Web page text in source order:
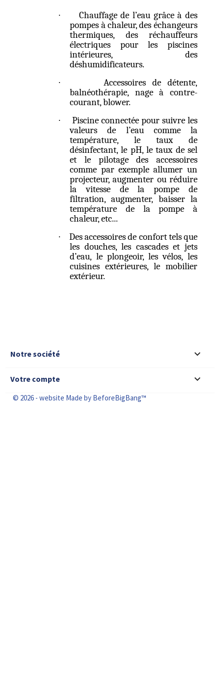
·
Chauffage de l’eau grâce à des
pompes à chaleur, des échangeurs
thermiques, des réchauffeurs
électriques pour les piscines
intérieures, des
déshumidificateurs.
·
Accessoires de détente,
balnéothérapie, nage à contre-
courant, blower.
·
Piscine connectée pour suivre les
valeurs de l’eau comme la
température, le taux de
désinfectant, le pH, le taux de sel
et le pilotage des accessoires
comme par exemple allumer un
projecteur, augmenter ou réduire
la vitesse de la pompe de
filtration, augmenter, baisser la
température de la pompe à
chaleur, etc...
·
Des accessoires de confort tels que
les douches, les cascades et jets
d’eau, le plongeoir, les vélos, les
cuisines extérieures, le mobilier
extérieur.
Notre société 
Votre compte 
© 2026 - website Made by BeforeBigBang™